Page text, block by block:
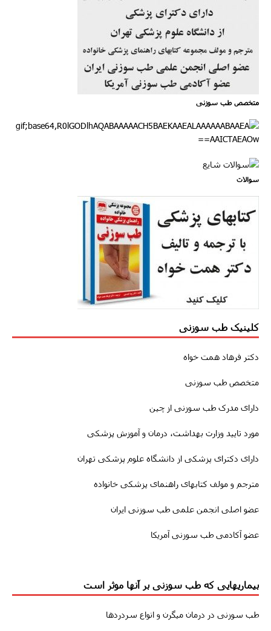
متخصص طب سوزنی
سوالات
کلینیک طب سوزنی
دکتر فرهاد همت خواه
متخصص طب سوزنی
دارای مدرک طب سوزنی از چین
مورد تایید وزارت بهداشت، درمان و آموزش پزشکی
دارای دکترای پزشکی از دانشگاه علوم پزشکی تهران
مترجم و مولف کتابهای راهنمای پزشکی خانواده
عضو اصلی انجمن علمی طب سوزنی ایران
عضو آکادمی طب سوزنی آمریکا
بیماریهایی که طب سوزنی بر آنها موثر است
طب سوزنى در درمان میگرن و انواع سردردها